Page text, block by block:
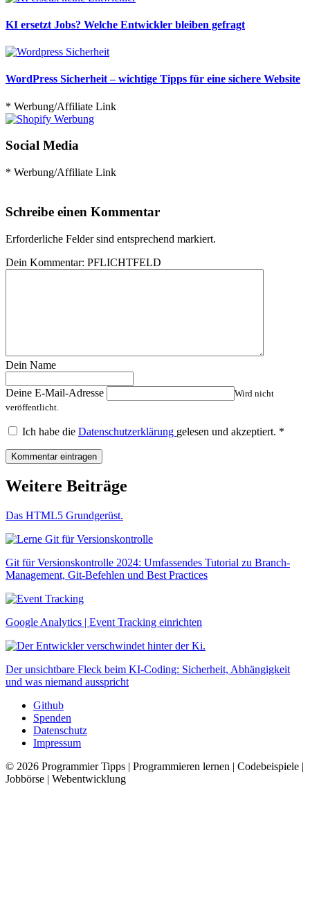
KI ersetzt Jobs? Welche Entwickler bleiben gefragt
WordPress Sicherheit – wichtige Tipps für eine sichere Website
* Werbung/Affiliate Link
Social Media
* Werbung/Affiliate Link
Schreibe einen Kommentar
Erforderliche Felder sind entsprechend markiert.
Dein Kommentar: PFLICHTFELD
Dein Name
Deine E-Mail-Adresse
Wird nicht
veröffentlicht.
Ich habe die Datenschutzerklärung gelesen und akzeptiert. *
Weitere Beiträge
Das HTML5 Grundgerüst.
Git für Versionskontrolle 2024: Umfassendes Tutorial zu Branch-
Management, Git-Befehlen und Best Practices
Google Analytics | Event Tracking einrichten
Der unsichtbare Fleck beim KI-Coding: Sicherheit, Abhängigkeit
und was niemand ausspricht
Github
Spenden
Datenschutz
Impressum
© 2026 Programmier Tipps | Programmieren lernen | Codebeispiele |
Jobbörse | Webentwicklung